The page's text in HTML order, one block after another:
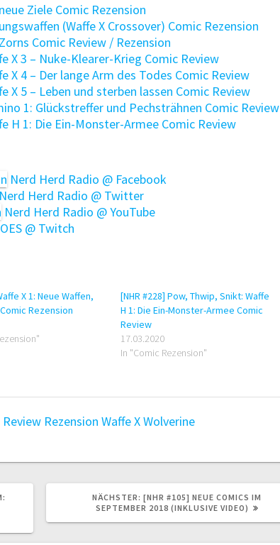
Ziele Comic Rezension
(Waffe X Crossover) Comic Rezension
Comic Review / Rezension
X 3 – Nuke-Klearer-Krieg Comic Review
X 4 – Der lange Arm des Todes Comic Review
X 5 – Leben und sterben lassen Comic Review
1: Glückstreffer und Pechsträhnen Comic Review
H 1: Die Ein-Monster-Armee Comic Review
Nerd Herd Radio @ Facebook
Nerd Herd Radio @ Twitter
Nerd Herd Radio @ YouTube
@ Twitch
X 1: Neue Waffen,
Rezension
[NHR #228] Pow, Thwip, Snikt: Waffe
H 1: Die Ein-Monster-Armee Comic
Review
17.03.2020
In "Comic Rezension"
Review Rezension Waffe XWolverine
NÄCHSTER: NÄCHSTER
BEITRAG:
[NHR #105] NEUE COMICS IM
SEPTEMBER 2018 (INKLUSIVE VIDEO)